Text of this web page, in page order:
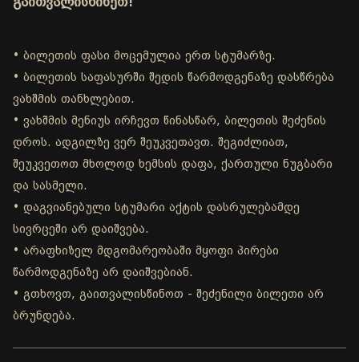
გაითვალისწინეთ!
• ბილეთის ფასი მოცემულია ერთ სტუმარზე.
• ბილეთის საფასურში შედის წარმოდგენაზე დასწრება
ვახშმის თანხლებით.
• ვახშმის მენიუს ირჩევთ წინასწარ, ბილეთის შეძენის
დროს. ადგილზე ვერ შეუკვეთავთ. შეგიძლიათ,
შეუკვეთოთ მხოლოდ ხემსის დაფა, ქართული ნუგბარი
და სასმელი.
• დაგვიანებული სტუმარი აქტის დასრულებამდე
სივრცეში არ დაიშვება.
• არაფხიზელ მდგომარეობაში მყოფი პირები
წარმოდგენაზე არ დაიშვებიან.
• გთხოვთ, გაითვალისწინოთ - შეძენილი ბილეთი არ
ბრუნდება.